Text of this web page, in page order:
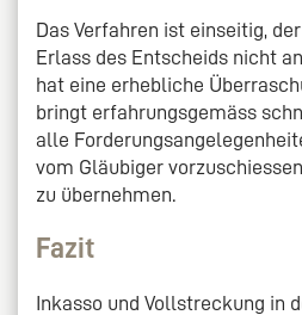
Das Verfahren ist einseitig,
Erlass des Entscheids nicht
hat eine erhebliche
bringt erfahrungsgemäss
alle
vom Gläubiger
zu übernehmen.
Fazit
Inkasso und Vollstreckung in